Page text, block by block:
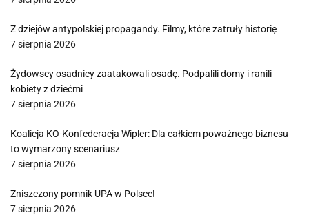
Z dziejów antypolskiej propagandy. Filmy, które zatruły historię
7 sierpnia 2026
Żydowscy osadnicy zaatakowali osadę. Podpalili domy i ranili
kobiety z dziećmi
7 sierpnia 2026
Koalicja KO-Konfederacja Wipler: Dla całkiem poważnego biznesu
to wymarzony scenariusz
7 sierpnia 2026
Zniszczony pomnik UPA w Polsce!
7 sierpnia 2026